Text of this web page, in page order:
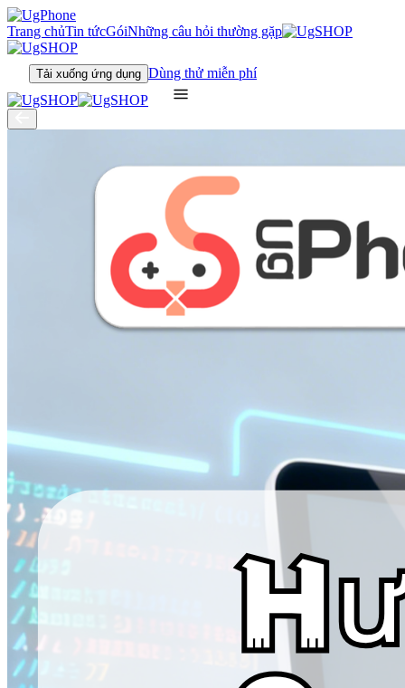
Trang chủTin tứcGóiNhững câu hỏi thường gặp
Tải xuống ứng dụng Dùng thử miễn phí